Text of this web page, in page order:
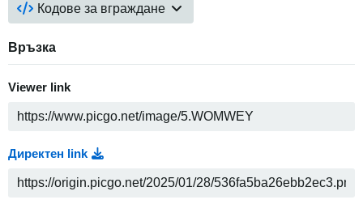
Кодове за вграждане
Връзка
Viewer link
Директен link